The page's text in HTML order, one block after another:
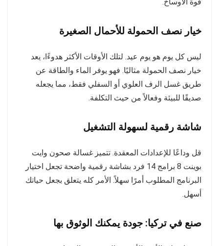
خيار نصف الحمولة للأحمال الصغيرة
ليس كل يوم هو يوم عيد. لتلك الأوقات الأكثر هدوءًا، يعد
خيار نصف الحمولة مثاليًا. فهو يوفر الماء والطاقة عن
طريق غسل الرف العلوي أو السفلي فقط، مما يجعله
صديقًا للبيئة وفعالاً من حيث التكلفة.
شاشة رقمية لسهولة التشغيل
قل وداعًا للإعدادات المعقدة. تتميز غسالة صحون وايت
بوينت 8 برامج 14 فرد بشاشة رقمية واضحة تجعل اختيار
البرنامج المطلوب أمرًا سهلاً. الأمر كله يتعلق بجعل حياتك
أسهل.
صنع في تركيا: جودة يمكنك الوثوق بها